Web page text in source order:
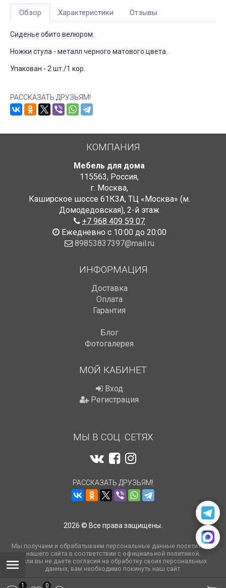
Обзор Характеристики Отзывы
Сиденье обито велюром.
Ножки стула - металл черного матового цвета.
Упакован - 2 шт./1 кор.
РАССКАЗАТЬ ДРУЗЬЯМ!
КОМПАНИЯ
Мебель для дома
115563, Россия,
г. Москва,
Каширское шоссе 61К3А, ТЦ «Москва» (м.
Домодедовская), 2-й этаж
+7 968 409 59 07
Ежедневно с 10:00 до 20:00
89853837397@mail.ru
ИНФОРМАЦИЯ
Доставка
Оплата
Гарантия
Блог
Фотогалерея
МОЙ КАБИНЕТ
Вход
Регистрация
МЫ В СОЦ. СЕТЯХ
РАССКАЗАТЬ ДРУЗЬЯМ!
2026 © Все права защищены.
Мы получаем и обрабатываем персональные данные посетителей
нашего сайта в соответствии с официальной политикой.
Если вы не даете согласия на обработку своих персональных
данных, вам необходимо покинуть наш сайт.
1 0